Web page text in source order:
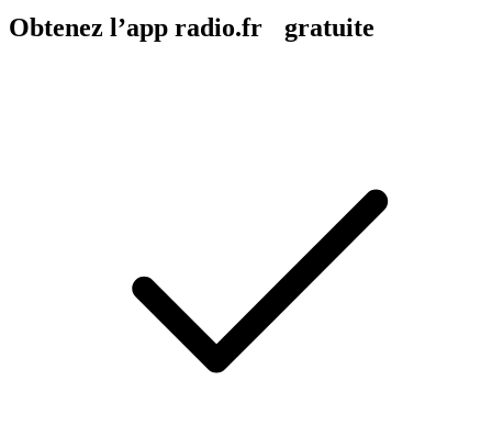
Obtenez l’app radio.fr gratuite